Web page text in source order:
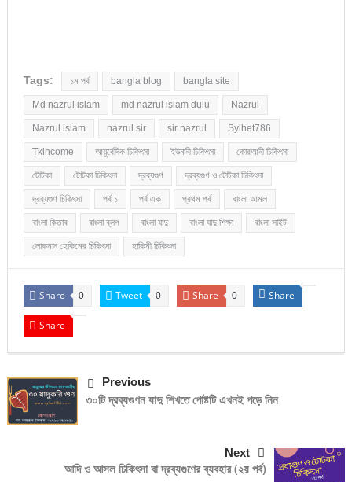
Tags: ১ম পর্ব bangla blog bangla site
Md nazrul islam md nazrul islam dulu Nazrul
Nazrul islam nazrul sir sir nazrul Sylhet786
Tkincome আয়ুর্বেদিক চিকিৎসা ইউনানী চিকিৎসা কোরআনী চিকিৎসা
টোটকা টোটকা চিকিৎসা দ্রব্যগুণ দ্রব্যগুণ ও টোটকা চিকিৎসা
দ্রব্যগুণ চিকিৎসা পর্ব ১ পর্ব এক প্রথম পর্ব বাংলা আমল
বাংলা কিতাব বাংলা ব্লগ বাংলা যাদু বাংলা যাদু শিক্ষা বাংলা সাইট
লোকমান হেকিমের চিকিৎসা হাকিমী চিকিৎসা
Share 0 Tweet 0 Share 0 Share
Share
Previous
৩০টি দ্রব্যগুণন যাদু শিখতে পোষ্টটি এখনই পড়ে নিন
Next
আদি ও আসল চিকিৎসা বা দ্রব্যগুণের ব্যবহার (২য় পর্ব)